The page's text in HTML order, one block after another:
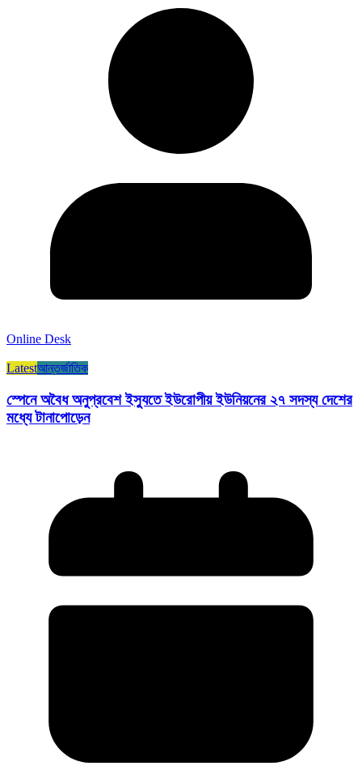
Online Desk
Latestআন্তর্জাতিক
স্পেনে অবৈধ অনুপ্রবেশ ইস্যুতে ইউরোপীয় ইউনিয়নের ২৭ সদস্য দেশের
মধ্যে টানাপোড়েন